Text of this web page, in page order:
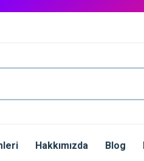
Hakkımızda Blog